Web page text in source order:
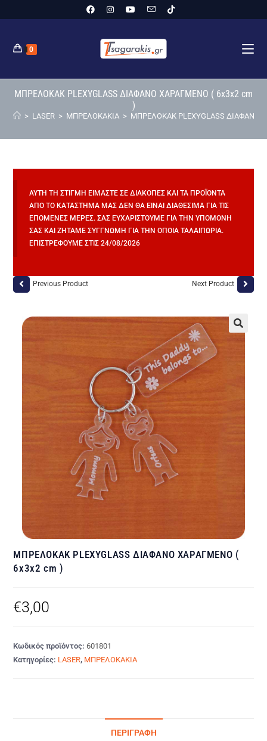
0
ΜΠΡΕΛΟΚΑΚ PLEXYGLASS ΔΙΑΦΑΝΟ ΧΑΡΑΓΜΕΝΟ ( 6x3x2 cm
)
> LASER > ΜΠΡΕΛΟΚΑΚΙΑ > ΜΠΡΕΛΟΚΑΚ PLEXYGLASS ΔΙΑΦΑΝΟ
ΑΥΤΉ ΤΗ ΣΤΙΓΜΉ ΕΊΜΑΣΤΕ ΣΕ ΔΙΑΚΟΠΈΣ ΚΑΙ ΤΑ ΠΡΟΪΌΝΤΑ
ΑΠΌ ΤΟ ΚΑΤΆΣΤΗΜΆ ΜΑΣ ΔΕΝ ΘΑ ΕΊΝΑΙ ΔΙΑΘΈΣΙΜΑ ΓΙΑ ΤΙΣ
ΕΠΌΜΕΝΕΣ ΜΈΡΕΣ. ΣΑΣ ΕΥΧΑΡΙΣΤΟΎΜΕ ΓΙΑ ΤΗΝ ΥΠΟΜΟΝΉ
ΣΑΣ ΚΑΙ ΖΗΤΆΜΕ ΣΥΓΓΝΏΜΗ ΓΙΑ ΤΗΝ ΌΠΟΙΑ ΤΑΛΑΙΠΩΡΊΑ.
ΕΠΙΣΤΡΈΦΟΥΜΕ ΣΤΙΣ 24/08/2026
Previous Product Next Product
🔍
ΜΠΡΕΛΟΚΑΚ PLEXYGLASS ΔΙΑΦΑΝΟ ΧΑΡΑΓΜΕΝΟ (
6x3x2 cm )
€3,00
Κωδικός προϊόντος:601801
Κατηγορίες: LASER, ΜΠΡΕΛΟΚΑΚΙΑ
ΠΕΡΙΓΡΑΦΉ